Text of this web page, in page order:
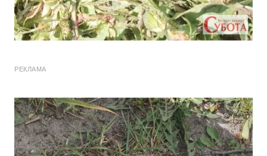
РЕКЛАМА